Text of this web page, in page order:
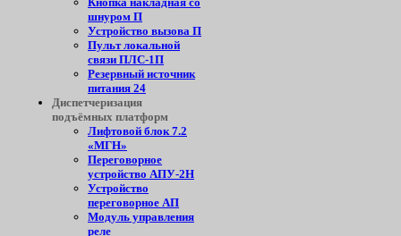
шнуром П
Устройство вызова П
Пульт локальной
связи ПЛС-1П
Резервный источник
питания 24
Диспетчеризация
подъёмных платформ
Лифтовой блок 7.2
«МГН»
Переговорное
устройство АПУ-2Н
Устройство
переговорное АП
Модуль управления
реле